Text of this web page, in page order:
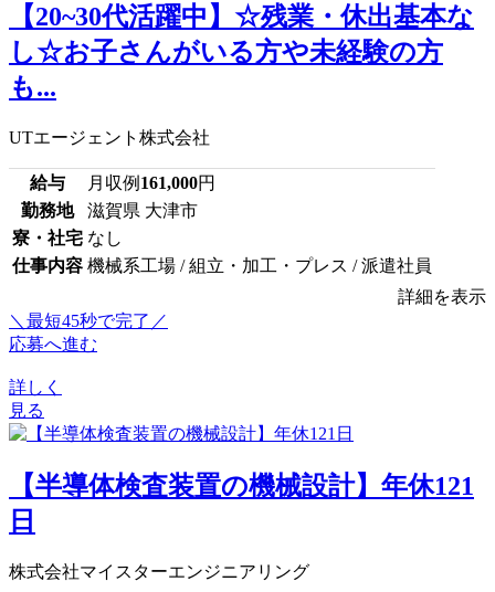
【20~30代活躍中】☆残業・休出基本な
し☆お子さんがいる方や未経験の方
も...
UTエージェント株式会社
給与 月収例 161,000円
勤務地
滋賀県 大津市
寮・社宅 なし
仕事内容 機械系工場 / 組立・加工・プレス / 派遣社員
詳細を表示
＼最短45秒で完了／
応募へ進む
詳しく
見る
【半導体検査装置の機械設計】年休121
日
株式会社マイスターエンジニアリング